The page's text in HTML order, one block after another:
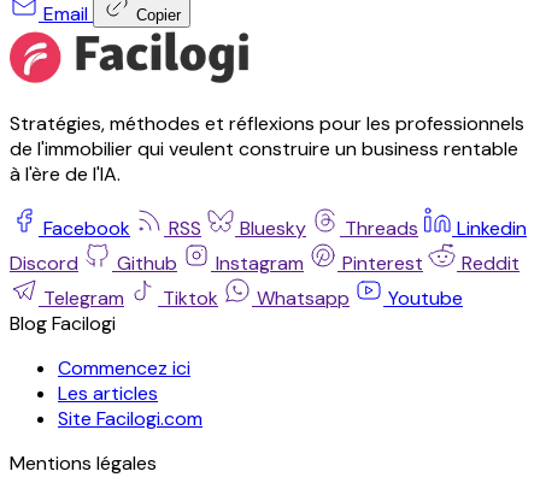
Email
Copier
Stratégies, méthodes et réflexions pour les professionnels
de l'immobilier qui veulent construire un business rentable
à l'ère de l'IA.
Facebook RSS Bluesky Threads
Linkedin
Discord
Github Instagram Pinterest
Reddit
Telegram
Tiktok Whatsapp
Youtube
Blog Facilogi
Commencez ici
Les articles
Site Facilogi.com
Mentions légales